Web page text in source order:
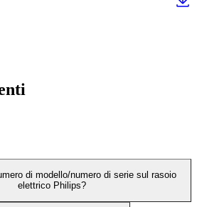
di modello/numero di serie sul rasoio
elettrico Philips?